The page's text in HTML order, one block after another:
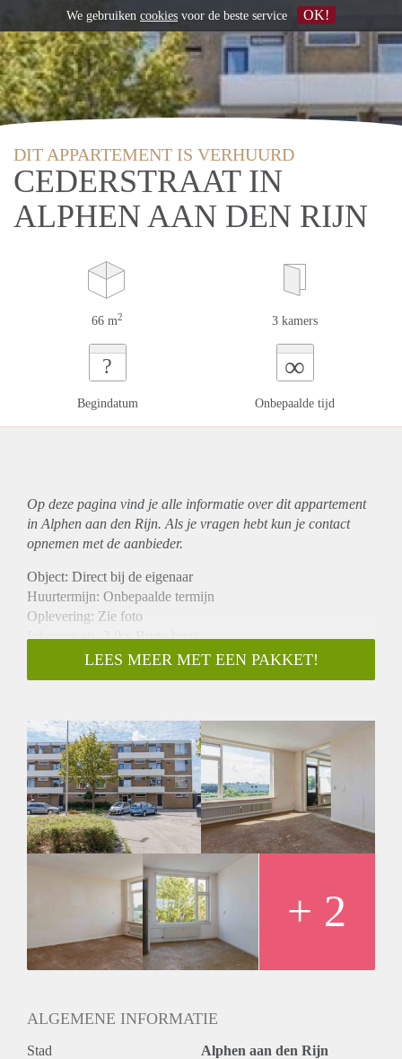
DIT APPARTEMENT IS VERHUURD
CEDERSTRAAT IN
ALPHEN AAN DEN RIJN
66 m2 3 kamers
?
Begindatum
∞
Onbepaalde tijd
Op deze pagina vind je alle informatie over ditappartement
in Alphen aan den Rijn. Als je vragen hebt kun je contact
opnemen met de aanbieder.
Object: Direct bij de eigenaar
Huurtermijn: Onbepaalde termijn
Oplevering: Zie foto
Inkomen eis: 3,0 x Bruto huur
Garantiestelling mogelijk: Ja
Borg: 1 Maand
Huisdieren toegestaan: Afhankelijk van de Eigenaar
Huurtoeslag grens: Nee
Geschikt voor studenten: Afhankelijk van de Eigenaar
LEES MEER MET EEN PAKKET!
+ 2
ALGEMENE INFORMATIE
Stad Alphen aan den Rijn
We gebruiken cookies voor de beste service OK!